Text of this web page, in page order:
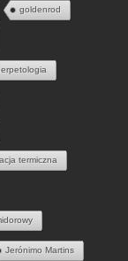
goldenrod
termiczna
Jerónimo Martins